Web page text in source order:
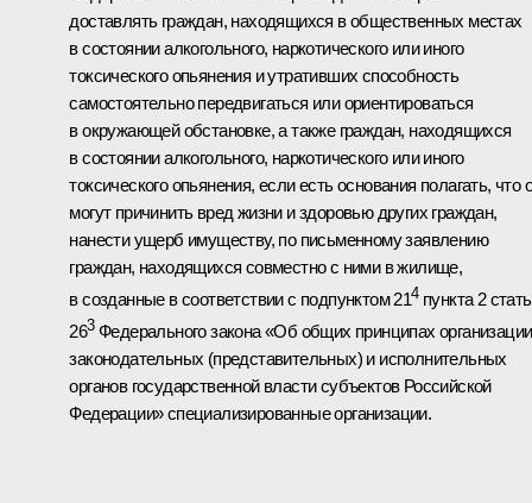
доставлять граждан, находящихся в общественных местах
в состоянии алкогольного, наркотического или иного
токсического опьянения и утративших способность
самостоятельно передвигаться или ориентироваться
в окружающей обстановке, а также граждан, находящихся
в состоянии алкогольного, наркотического или иного
токсического опьянения, если есть основания полагать, что
могут причинить вред жизни и здоровью других граждан,
нанести ущерб имуществу, по письменному заявлению
граждан, находящихся совместно с ними в жилище,
в созданные в соответствии с подпунктом 214пункта 2
263Федерального закона «Об общих принципах организации
законодательных (представительных) и исполнительных
органов государственной власти субъектов Российской
Федерации» специализированные организации.